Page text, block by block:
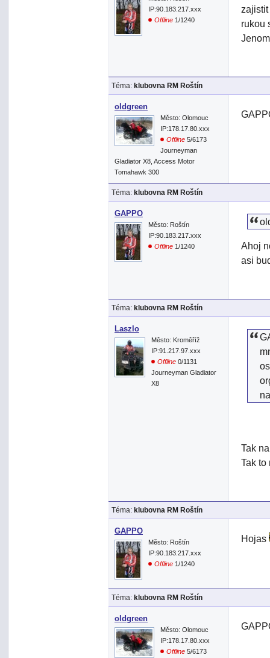
IP:90.183.217.xxx
Offline 1/1240
zajistit
rukou
Téma: klubovna RM Roštín
oldgreen
Město: Olomouc
IP:178.17.80.xxx
Offline 5/6173
Journeyman
Gladiator X8, Access Motor
Tomahawk 300
Téma: klubovna RM Roštín
GAPPO
Město: Roštín
IP:90.183.217.xxx
Offline 1/1240
Ahoj
asi
Téma: klubovna RM Roštín
Laszlo
Město: Kroměříž
IP:91.217.97.xxx
Offline 0/1131
Journeyman Gladiator
X8
Tak
Tak to
Téma: klubovna RM Roštín
GAPPO
Město: Roštín
IP:90.183.217.xxx
Offline 1/1240
Hojas
Téma: klubovna RM Roštín
oldgreen
Město: Olomouc
IP:178.17.80.xxx
Offline 5/6173